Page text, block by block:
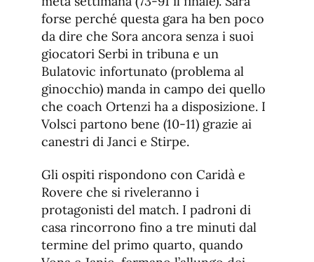
forse perché questa gara ha ben poco
da dire che Sora ancora senza i suoi
giocatori Serbi in tribuna e un
Bulatovic infortunato (problema al
ginocchio) manda in campo dei quello
che coach Ortenzi ha a disposizione. I
Volsci partono bene (10-11) grazie ai
canestri di Janci e Stirpe.
Gli ospiti rispondono con Caridà e
Rovere che si riveleranno i
protagonisti del match. I padroni di
casa rincorrono fino a tre minuti dal
termine del primo quarto, quando